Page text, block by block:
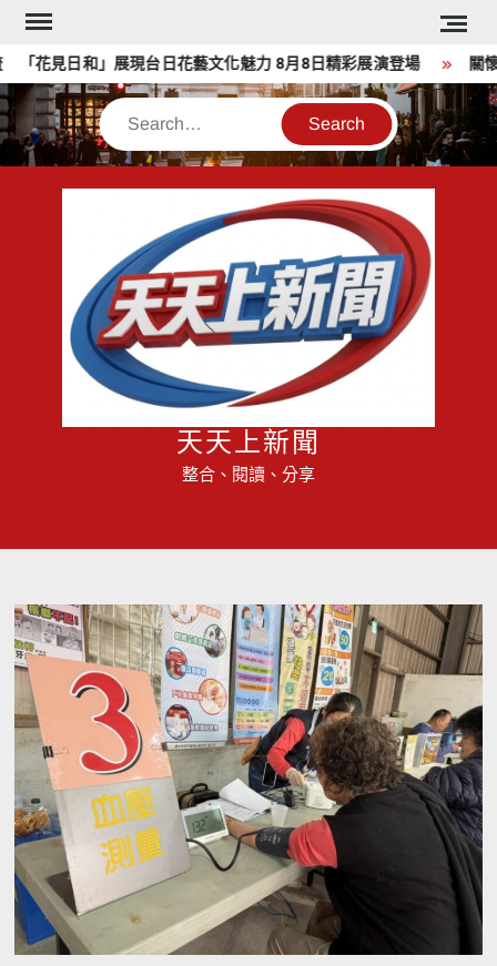
Skip
content
見日和」展現台日花藝文化魅力 8月8日精彩展演登場 關懷弱
Search
天天上新聞
整合、閱讀、分享